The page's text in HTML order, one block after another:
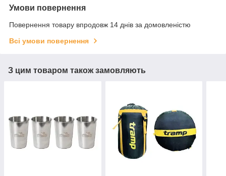
Умови повернення
Повернення товару впродовж 14 днів за домовленістю
Всі умови повернення
З цим товаром також замовляють